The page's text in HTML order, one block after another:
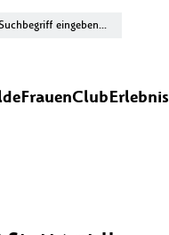
FrauenClubErlebnis